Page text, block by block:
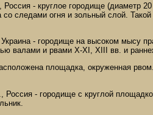
- круглое городище (диаметр
со следами огня и зольный слой.
- городище на высоком мысу
валами и рвами X-XI, XIII вв. и
площадка, окруженная
- городище с круглой